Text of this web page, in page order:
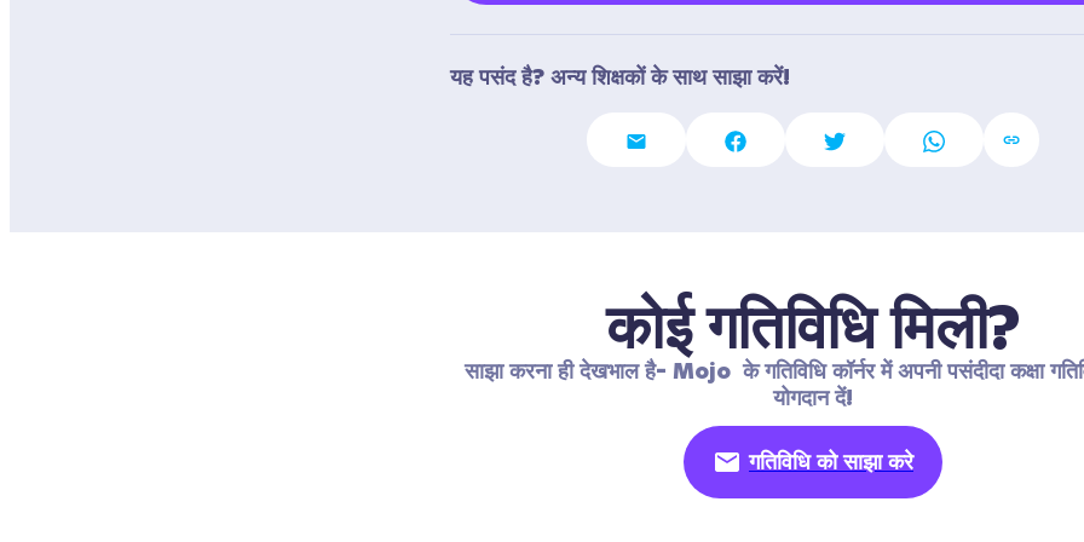
यह पसंद है? अन्य शिक्षकों के साथ साझा करें!
कोई गतिविधि मिली?
साझा करना ही देखभाल है- Mojo  के गतिविधि कॉर्नर में अपनी पसंदीदा कक्षा
योगदान दें!
गतिविधि को साझा करे